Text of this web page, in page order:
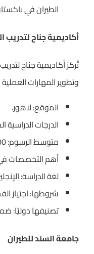
الطيران في
أكاديمية جناح لتدريب
تُركز أكاديمية جناح
وتطوير المهارات
الموقع: لاهور.
الدرجات الدراسية
متوسط الرسوم: 12,000 دولار سنويًا.
أهم التخصصات في
لغة الدراسة:
شروطها: اجتياز
تصنيفها دوليًا:
جامعة السند للطيران